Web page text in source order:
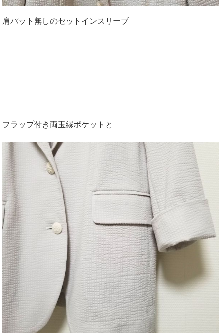
肩パット無しのセットインスリーブ
フラップ付き両玉縁ポケットと